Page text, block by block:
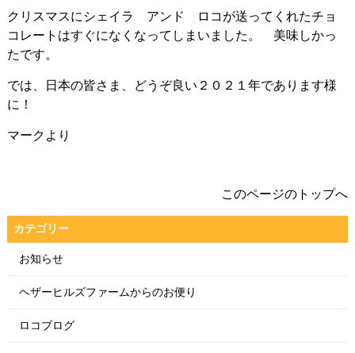
クリスマスにシェイラ アンド ロコが送ってくれたチョ
コレートはすぐになくなってしまいました。 美味しかっ
たです。
では、日本の皆さま、どうぞ良い２０２１年であります様
に！
マークより
このページのトップへ
カテゴリー
お知らせ
ヘザーヒルズファームからのお便り
ロコブログ